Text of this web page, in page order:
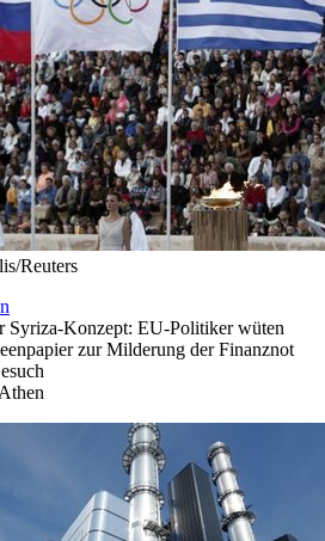
Reuters
Syriza-Konzept: EU-Politiker wüten
zur Milderung der Finanznot